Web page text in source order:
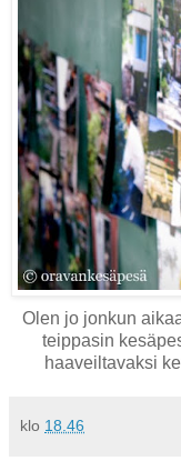
Olen jo jonkun
teippasin
haaveiltavaksi
klo 18.46